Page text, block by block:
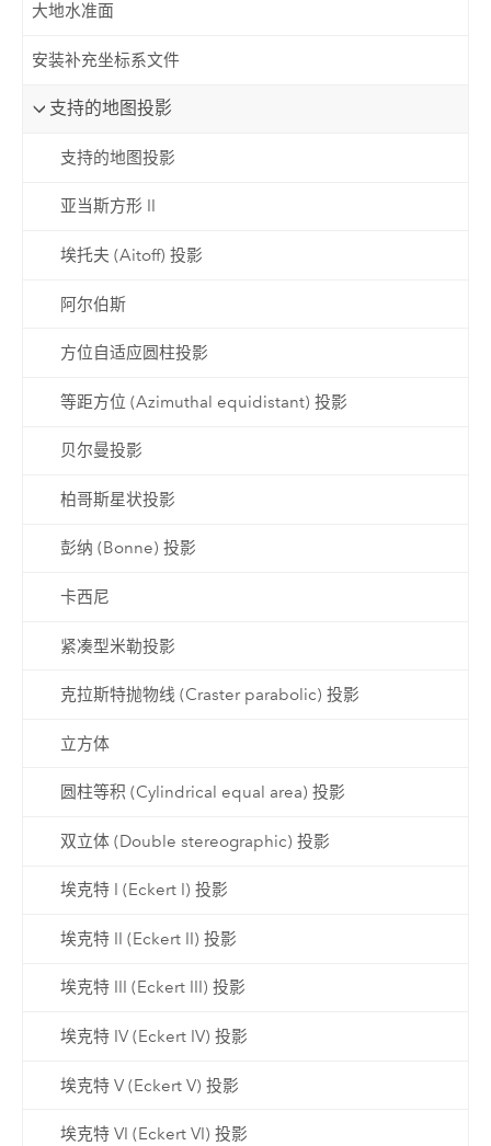
大地水准面
安装补充坐标系文件
支持的地图投影
支持的地图投影
亚当斯方形 II
埃托夫 (Aitoff) 投影
阿尔伯斯
方位自适应圆柱投影
等距方位 (Azimuthal equidistant) 投影
贝尔曼投影
柏哥斯星状投影
彭纳 (Bonne) 投影
卡西尼
紧凑型米勒投影
克拉斯特抛物线 (Craster parabolic) 投影
立方体
圆柱等积 (Cylindrical equal area) 投影
双立体 (Double stereographic) 投影
埃克特 I (Eckert I) 投影
埃克特 II (Eckert II) 投影
埃克特 III (Eckert III) 投影
埃克特 IV (Eckert IV) 投影
埃克特 V (Eckert V) 投影
埃克特 VI (Eckert VI) 投影